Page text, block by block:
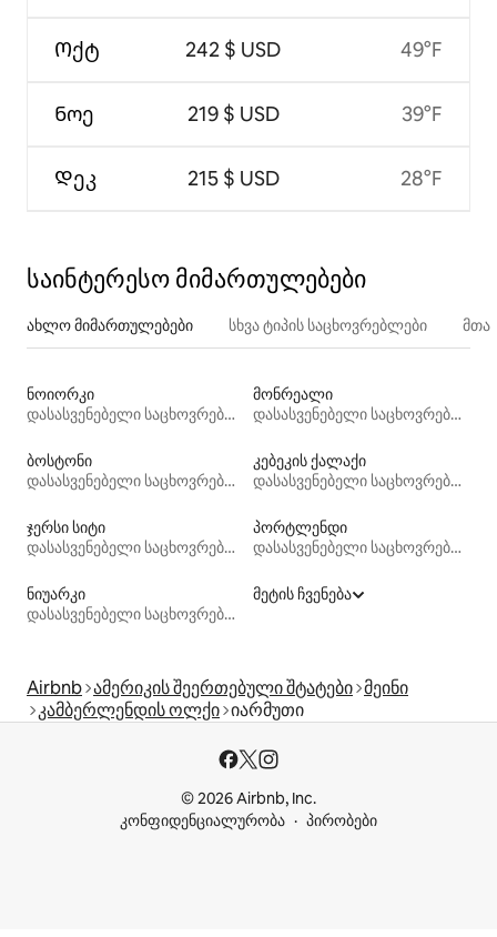
Ოქტ
Ნოე
Დეკ
242 $ USD
219 $ USD
215 $ USD
49°F
39°F
28°F
საინტერესო მიმართულებები
ახლო მიმართულებები სხვა ტიპის საცხოვრებლები
ნოიორკი
დასასვენებელი საცხოვრებლები
მონრეალი
დასასვენებელი საცხოვრებლები
ბოსტონი
დასასვენებელი საცხოვრებლები
კებეკის ქალაქი
დასასვენებელი საცხოვრებლები
ჯერსი სიტი
დასასვენებელი საცხოვრებლები
პორტლენდი
დასასვენებელი საცხოვრებლები
ნიუარკი
დასასვენებელი საცხოვრებლები
მეტის ჩვენება
Airbnb ამერიკის შეერთებული შტატები მეინი
კამბერლენდის ოლქი იარმუთი
© 2026 Airbnb, Inc.
კონფიდენციალურობა
პირობები